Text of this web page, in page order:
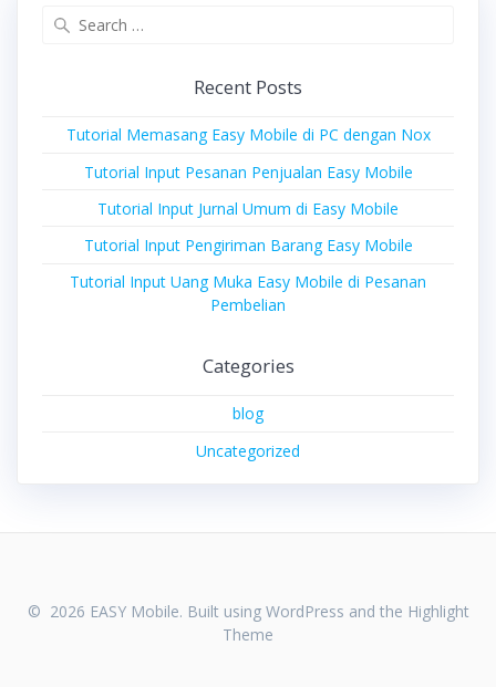
Recent Posts
Tutorial Memasang Easy Mobile di PC dengan Nox
Tutorial Input Pesanan Penjualan Easy Mobile
Tutorial Input Jurnal Umum di Easy Mobile
Tutorial Input Pengiriman Barang Easy Mobile
Tutorial Input Uang Muka Easy Mobile di Pesanan
Pembelian
Categories
blog
Uncategorized
© 2026 EASY Mobile. Built using WordPress and the Highlight
Theme